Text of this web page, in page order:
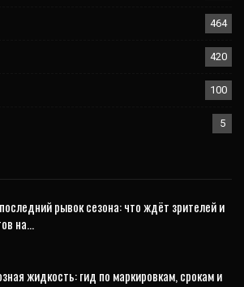
464
420
100
5
рывок сезона: что ждёт зрителей и
на…
жидкость: гид по маркировкам, срокам и